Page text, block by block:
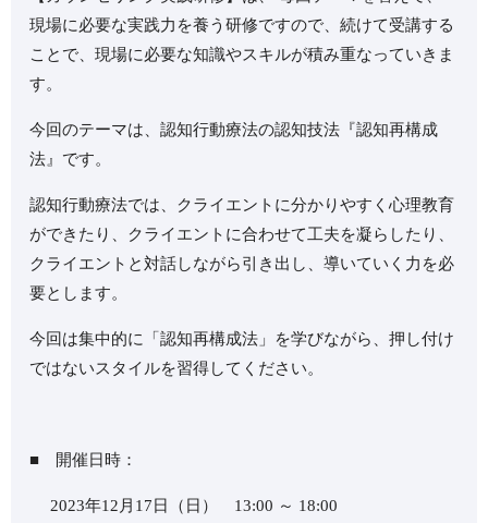
現場に必要な実践力を養う研修ですので、続けて受講する
ことで、現場に必要な知識やスキルが積み重なっていきま
す。
今回のテーマは、認知行動療法の認知技法『認知再構成
法』です。
認知行動療法では、クライエントに分かりやすく心理教育
ができたり、クライエントに合わせて工夫を凝らしたり、
クライエントと対話しながら引き出し、導いていく力を必
要とします。
今回は集中的に「認知再構成法」を学びながら、押し付け
ではないスタイルを習得してください。
■ 開催日時：
2023年12月17日（日） 13:00 ～ 18:00